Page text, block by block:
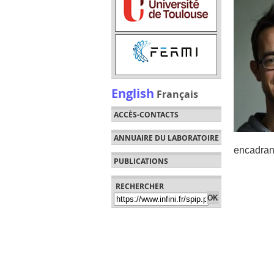
English Français
ACCÈS-CONTACTS
ANNUAIRE DU LABORATOIRE
PUBLICATIONS
RECHERCHER